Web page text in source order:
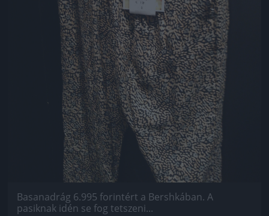
Basanadrág 6.995 forintért a Bershkában. A
pasiknak idén se fog tetszeni...